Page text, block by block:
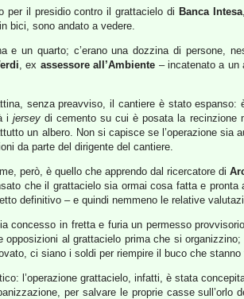
per il presidio contro il grattacielo di Banca Intesa
bici, sono andato a vedere.
e un quarto; c’erano una dozzina di persone,
, ex assessore all’Ambiente – incatenato a un
senza preavviso, il cantiere è stato
ijersey di cemento su cui è posata la recinzione
un albero. Non si capisce se l’operazione
da parte del dirigente del cantiere.
però, è quello che apprendo dal ricercatore di
che il grattacielo sia ormai cosa fatta e
definitivo – e quindi nemmeno le relative
concesso in fretta e furia un permesso
opposizioni al grattacielo prima che si
ci siano i soldi per riempire il buco che stanno
l’operazione grattacielo, infatti, è stata
per salvare le proprie casse sull’orlo